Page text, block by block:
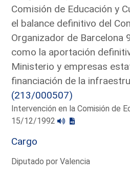
Comisión de Educación y
el balance definitivo del
Organizador de Barcelona
como la aportación
Ministerio y empresas
financiación de la
(213/000507)
Intervención en la Comisión de
15/12/1992
Cargo
Diputado por Valencia